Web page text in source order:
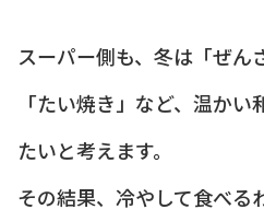
スーパー側も、冬は「ぜん
「たい焼き」など、温か
たいと考えます。
その結果、冷やして食べる